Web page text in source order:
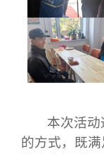
本次活
的方式，既满